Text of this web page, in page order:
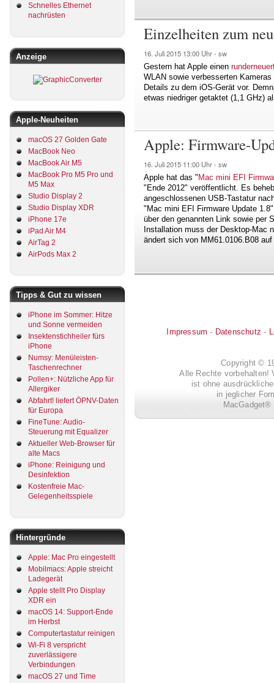
Schnelles Ethernet
nachrüsten
Anzeige
Apple-Neuheiten
macOS 27 Golden Gate
MacBook Neo
MacBook Air M5
MacBook Pro M5 Pro und
M5 Max
Studio Display 2
Studio Display XDR
iPhone 17e
iPad Air M4
AirTag 2
AirPods Max 2
Tipps & Gut zu wissen
iPhone im Sommer: Hitze
und Sonne vermeiden
Insektenstichheiler fürs
iPhone
Numsy: Menüleisten-
Taschenrechner
Pollen+: Nützliche App für
Allergiker
Abfahrt! liefert ÖPNV-Daten
für Europa
FineTune: Audio-
Steuerung mit Equalizer
Aktueller Web-Browser für
alte Macs
iPhone: Reinigung und
Desinfektion
Kostenfreie Mac-
Gelegenheitsspiele
Hintergründe
Apple: Mac Pro eingestellt
Mobilmacs: Apple streicht
Ladegerät
Apple stellt Pro Display
XDR ein
macOS 14: Support-Ende
im Herbst
Computertastatur reinigen
Wi-Fi 8 verspricht
zuverlässigere
Verbindungen
macOS 27 und Time
Einzelheiten zum
16. Juli 2015 13:00 Uhr - sw
Gestern hat Apple einen
WLAN sowie verbesserten
Details zu dem iOS-Gerät vor.
etwas niedriger getaktet (1,1 GHz)
Apple: Firmware-
16. Juli 2015 11:00 Uhr - sw
Apple hat das " Mac mini EFI
"Ende 2012" veröffentlicht. Es
angeschlossenen USB-Tastatur
"Mac mini EFI Firmware Update
über den genannten Link sowie per
Installation muss der Desktop-Mac
ändert sich von MM61.0106.B08
Impressum - Datenschutz -
Copyright ©
Alle Rechte vorbehalten!
ist ohne
in jeglicher
MacGadget®